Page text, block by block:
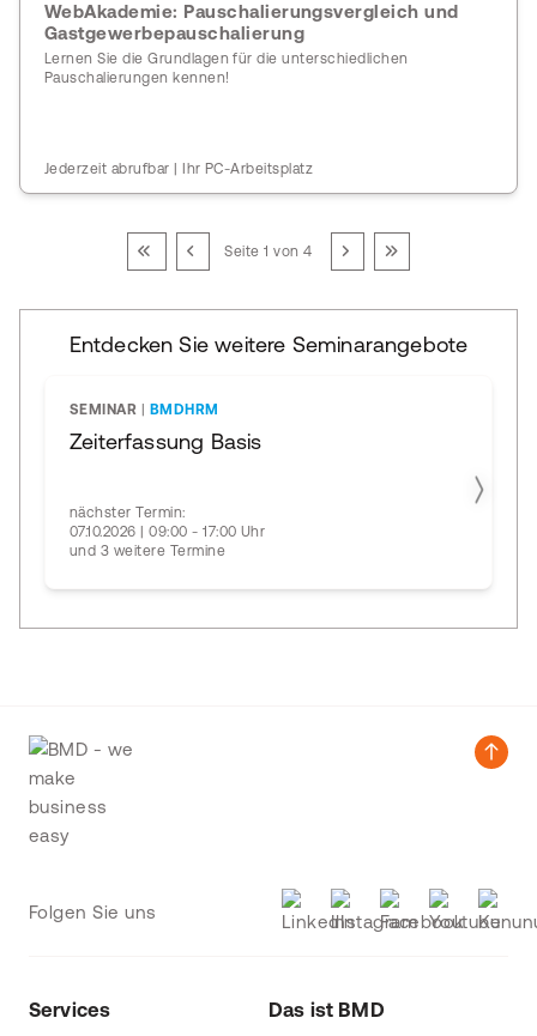
WebAkademie: Pauschalierungsvergleich und
Gastgewerbepauschalierung
Lernen Sie die Grundlagen für die unterschiedlichen
Pauschalierungen kennen!
Jederzeit abrufbar | Ihr PC-Arbeitsplatz
Seite 1 von 4
Entdecken Sie weitere Seminarangebote
SEMINAR BMDHRM
Zeiterfassung Basis
nächster Termin:
07.10.2026 | 09:00 - 17:00 Uhr
und 3 weitere Termine
Folgen Sie uns
Services
Das ist BMD